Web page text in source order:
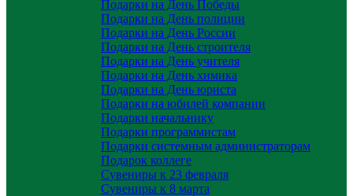
Подарки на День Победы
Подарки на День полиции
Подарки на День России
Подарки на День строителя
Подарки на День учителя
Подарки на День химика
Подарки на День юриста
Подарки на юбилей компании
Подарки начальнику
Подарки программистам
Подарки системным администраторам
Подарок коллеге
Сувениры к 23 февраля
Сувениры к 8 марта